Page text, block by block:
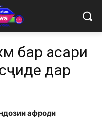
бар асари
дар
афроди